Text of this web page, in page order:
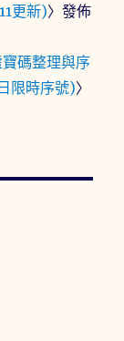
更新)〉發佈
碼整理與序
限時序號)〉